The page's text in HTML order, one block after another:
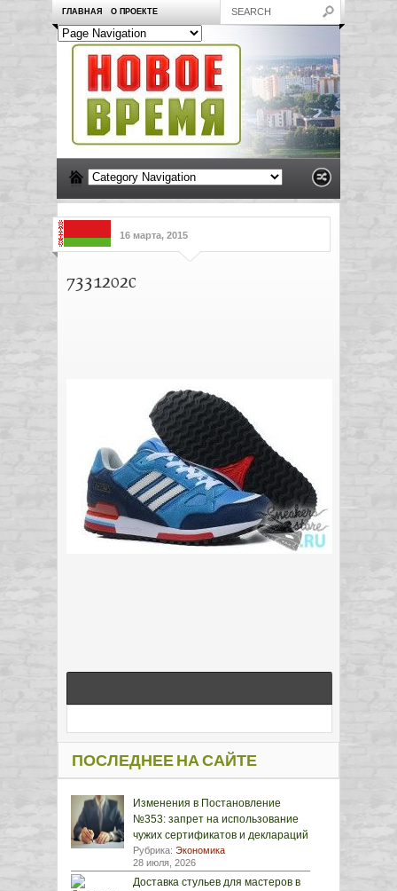
ГЛАВНАЯ О ПРОЕКТЕ
16 марта, 2015
7331202c
ПОСЛЕДНЕЕ НА САЙТЕ
Изменения в Постановление
№353: запрет на использование
чужих сертификатов и деклараций
Рубрика: Экономика
28 июля, 2026
Доставка стульев для мастеров в